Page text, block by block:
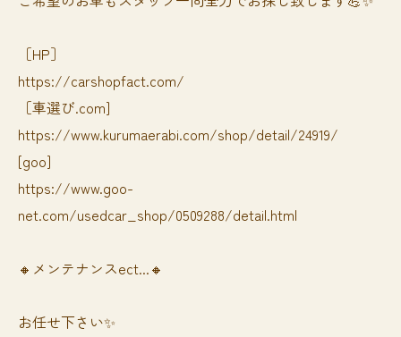
［HP］
https://carshopfact.com/
［車選び.com]
https://www.kurumaerabi.com/shop/detail/24919/
[goo]
https://www.goo-
net.com/usedcar_shop/0509288/detail.html
🔸メンテナンスect...🔸
お任せ下さい✨